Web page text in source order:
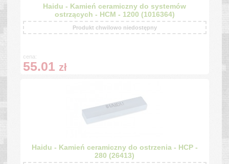
Haidu - Kamień ceramiczny do systemów
ostrzących - HCM - 1200 (1016364)
Produkt chwilowo niedostępny
cena:
55.01 zł
Haidu - Kamień ceramiczny do ostrzenia - HCP -
280 (26413)